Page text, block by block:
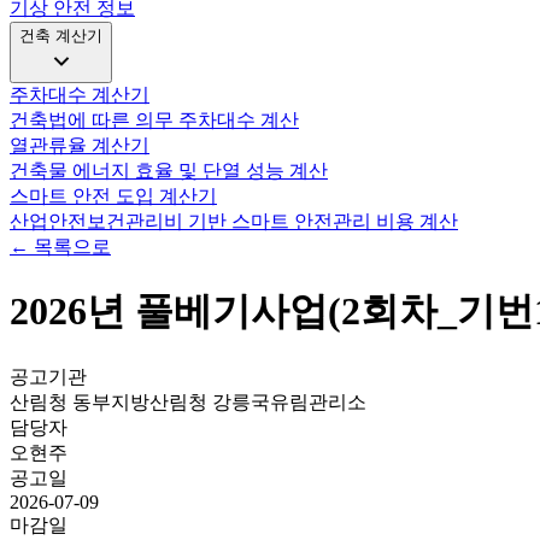
기상 안전 정보
건축 계산기
주차대수 계산기
건축법에 따른 의무 주차대수 계산
열관류율 계산기
건축물 에너지 효율 및 단열 성능 계산
스마트 안전 도입 계산기
산업안전보건관리비 기반 스마트 안전관리 비용 계산
← 목록으로
2026년 풀베기사업(2회차_기
공고기관
산림청 동부지방산림청 강릉국유림관리소
담당자
오현주
공고일
2026-07-09
마감일